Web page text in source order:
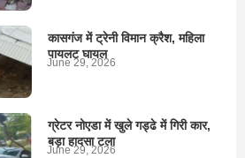
कासगंज में ट्रेनी विमान क्रैश, महिला
पायलट घायल
June 29, 2026
ग्रेटर नोएडा में खुले गड्ढे में गिरी कार,
बड़ा हादसा टला
June 29, 2026